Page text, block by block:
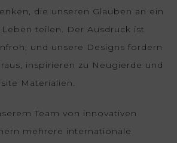
die unseren Glauben an ein
teilen. Der Ausdruck ist
und unsere Designs fordern
inspirieren zu Neugierde und
Materialien.
Team von innovativen
mehrere internationale